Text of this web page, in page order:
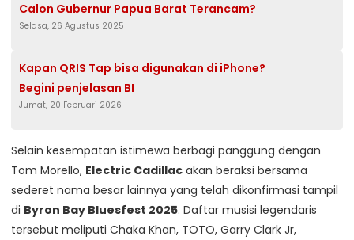
Calon Gubernur Papua Barat Terancam?
Selasa, 26 Agustus 2025
Kapan QRIS Tap bisa digunakan di iPhone?
Begini penjelasan BI
Jumat, 20 Februari 2026
Selain kesempatan istimewa berbagi panggung dengan
Tom Morello, Electric Cadillac akan beraksi bersama
sederet nama besar lainnya yang telah dikonfirmasi tampil
di Byron Bay Bluesfest 2025. Daftar musisi legendaris
tersebut meliputi Chaka Khan, TOTO, Garry Clark Jr,